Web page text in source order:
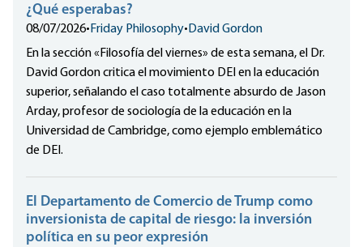
¿Qué esperabas?
08/07/2026• Friday Philosophy• David Gordon
En la sección «Filosofía del viernes» de esta semana, el Dr.
David Gordon critica el movimiento DEI en la educación
superior, señalando el caso totalmente absurdo de Jason
Arday, profesor de sociología de la educación en la
Universidad de Cambridge, como ejemplo emblemático
de DEI.
El Departamento de Comercio de Trump como
inversionista de capital de riesgo: la inversión
política en su peor expresión